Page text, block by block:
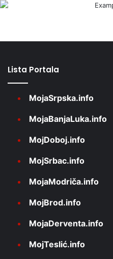
Lista Portala
MojaSrpska.info
MojaBanjaLuka.info
MojDoboj.info
MojSrbac.info
MojaModriča.info
MojBrod.info
MojaDerventa.info
MojTeslić.info